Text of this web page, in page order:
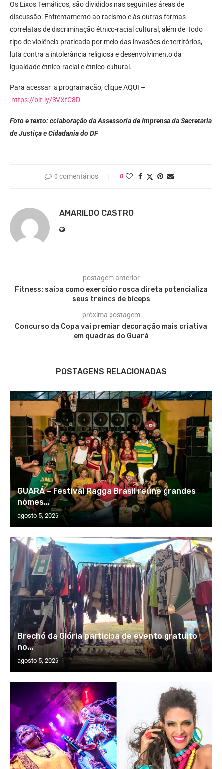
Os Eixos Temáticos, são divididos nas seguintes áreas de
discussão: Enfrentamento ao racismo e às outras formas
correlatas de discriminação étnico-racial cultural, além de todo
tipo de violência praticada por meio das invasões de territórios,
luta contra a intolerância religiosa e desenvolvimento da
igualdade étnico-racial e étnico-cultural.
Para acessar a programação, clique AQUI –
https://bit.ly/3VXfC8D
Foto e texto: colaboração da Assessoria de Imprensa da Secretaria
de Justiça e Cidadania do DF
0 comentários 0
AMARILDO CASTRO
postagem anterior
Fitness: saiba como exercício rosca direta potencializa
seus treinos de bíceps
próxima postagem
Concurso da Copa vai premiar decoração mais criativa
em quadras do Guará
POSTAGENS RELACIONADAS
GUARÁ – Festival Ragga Brasil reúne grandes
nomes...
agosto 5, 2026
Brechó da Glória participa de evento gratuito
no...
agosto 5, 2026